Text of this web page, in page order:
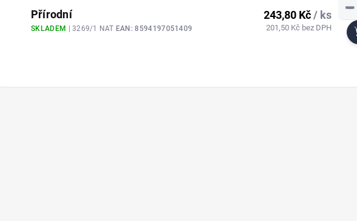
Přírodní
SKLADEM | 3269/1 NAT EAN: 8594197051409
243,80 Kč/ ks
201,50 Kč bez DPH
−